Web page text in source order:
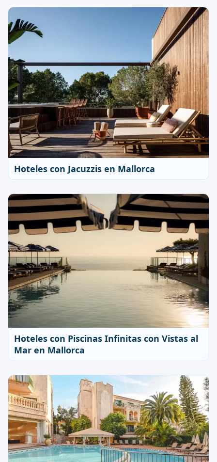
Hoteles con Jacuzzis en Mallorca
Hoteles con Piscinas Infinitas con Vistas al
Mar en Mallorca